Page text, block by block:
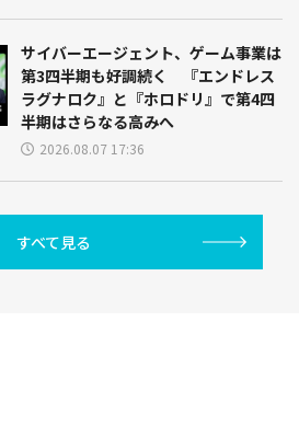
サイバーエージェント、ゲーム事業は
第3四半期も好調続く 『エンドレス
ラグナロク』と『ホロドリ』で第4四
半期はさらなる高みへ
2026.08.07 17:36
すべて見る